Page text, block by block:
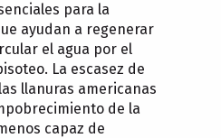
para la
ayudan a regenerar
el agua por el
La escasez de
llanuras americanas
de la
capaz de